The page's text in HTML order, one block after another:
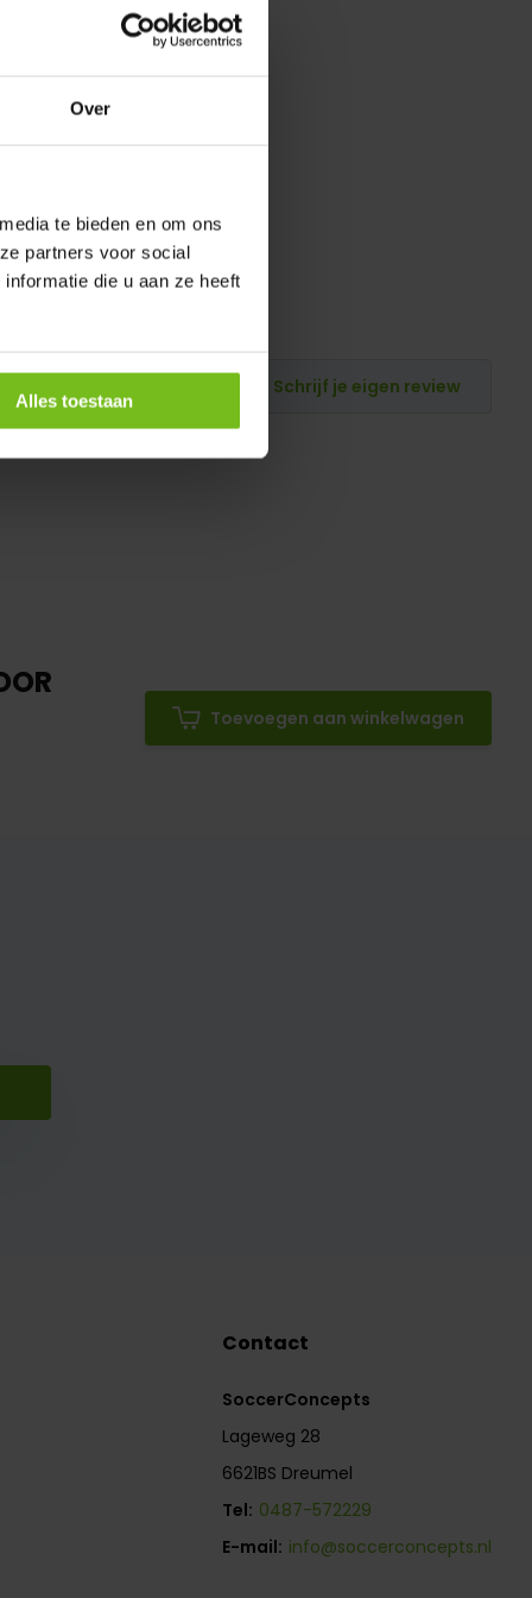
Over
te bieden en om ons
partners voor social
die u aan ze heeft
Alles toestaan
Schrijf je eigen review
Toevoegen aan winkelwagen
Contact
SoccerConcepts
Lageweg 28
6621BS Dreumel
Tel: 0487-572229
E-mail: info@soccerconcepts.nl